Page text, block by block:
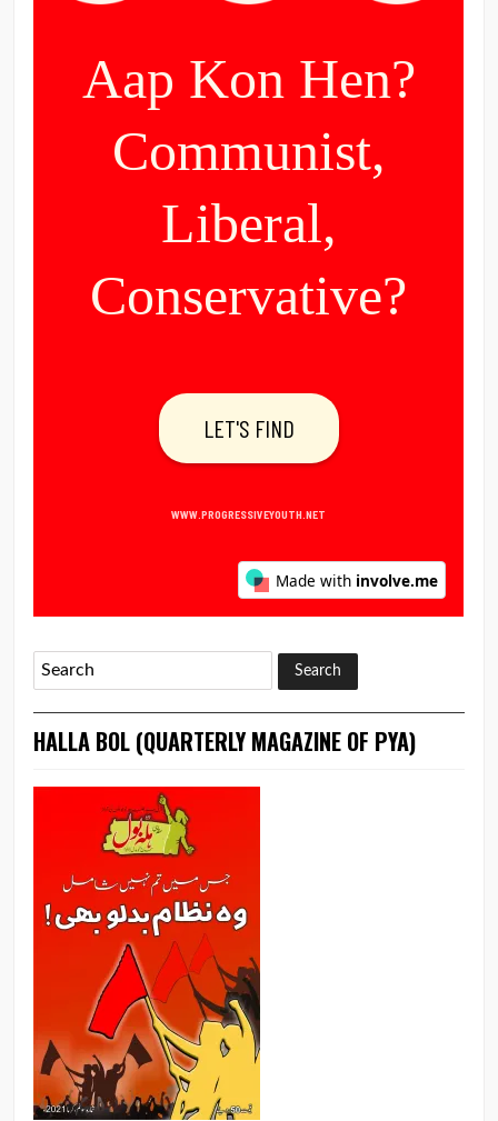
HALLA BOL (QUARTERLY MAGAZINE OF PYA)